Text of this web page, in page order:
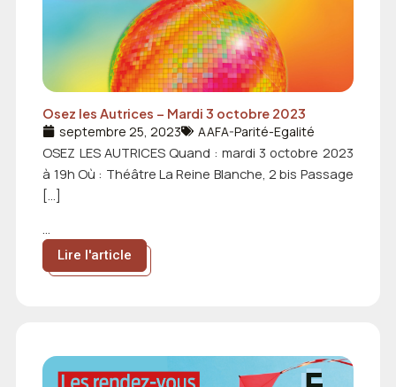
Osez les Autrices – Mardi 3 octobre 2023
septembre 25, 2023 AAFA-Parité-Egalité
OSEZ LES AUTRICES Quand : mardi 3 octobre 2023
à 19h Où : Théâtre La Reine Blanche, 2 bis Passage
[…]
...
Lire l'article